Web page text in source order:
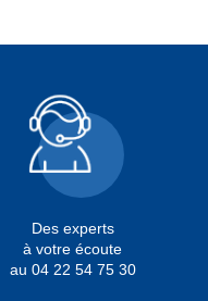
Des experts
à votre écoute
au 04 22 54 75 30